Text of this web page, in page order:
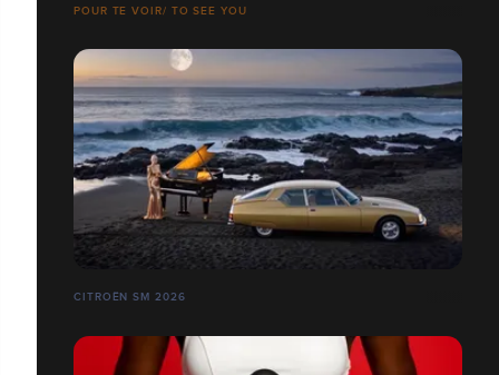
POUR TE VOIR/ TO SEE YOU
CITROËN SM 2026